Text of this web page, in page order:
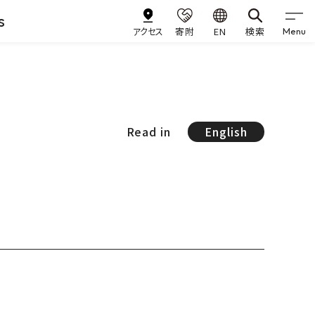
アクセス 寄附 EN 検索 Menu
Read in English